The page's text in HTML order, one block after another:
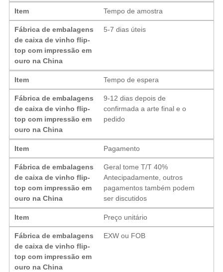
Item Tempo de amostra
Fábrica de embalagens
de caixa de vinho flip-
top com impressão em
ouro na China
5-7 dias úteis
Item Tempo de espera
Fábrica de embalagens
de caixa de vinho flip-
top com impressão em
ouro na China
9-12 dias depois de
confirmada a arte final e o
pedido
Item Pagamento
Fábrica de embalagens
de caixa de vinho flip-
top com impressão em
ouro na China
Geral tome T/T 40%
Antecipadamente, outros
pagamentos também podem
ser discutidos
Item Preço unitário
Fábrica de embalagens
de caixa de vinho flip-
top com impressão em
ouro na China
EXW ou FOB